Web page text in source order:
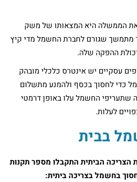
הממשלה היא המצאותו של משק
שגורם לחברת החשמל מדי קיץ
יכולת ההפקה שלה.
עסקיים יש אינטרס כלכלי מובהק
כדי לחסוך בכסף ולהמנע מתשלום
שתעריפי החשמל עלו באופן דרמטי
לעלות.
בבית
הצריכה הביתית התקבלו מספר תקנות
בחשמל בצריכה ביתית: